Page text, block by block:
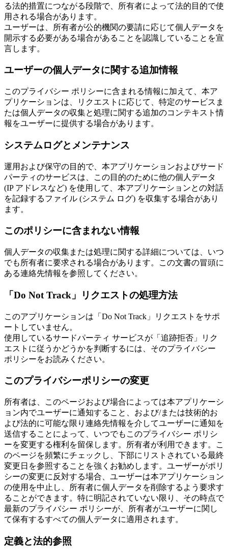
る法的措置につながる段階で、所有者によって法的目的で使
用される場合があります。
ユーザーは、所有者が公的機関の要請に応じて個人データを
開示する必要がある場合があることを認識していることを宣
言します。
ユーザーの個人データに関する追加情報
このプライバシー ポリシーに含まれる情報に加えて、本ア
プリケーションは、リクエストに応じて、特定のサービスま
たは個人データの収集と処理に関する追加のコンテキスト情
報をユーザーに提供する場合があります。
システムログとメンテナンス
運用および保守の目的で、本アプリケーションおよびサード
パーティのサービスは、この目的のために他の個人データ
(IP アドレスなど) を使用して、本アプリケーションとの対話
を記録するファイル (システム ログ) を収集する場合があり
ます。
このポリシーに含まれない情報
個人データの収集または処理に関する詳細については、いつ
でも所有者に要求される場合があります。この文書の冒頭に
ある連絡先情報を参照してください。
「Do Not Track」リクエストの処理方法
このアプリケーションは「Do Not Track」リクエストをサポ
ートしていません。
使用しているサードパーティ サービスが「追跡拒否」リク
エストに従うかどうかを判断するには、そのプライバシー
ポリシーをお読みください。
このプライバシーポリシーの変更
所有者は、このページおよび場合によっては本アプリケーシ
ョン内でユーザーに通知すること、および/または技術的お
よび法的に可能な限り連絡先情報を介してユーザーに通知を
送信することによって、いつでもこのプライバシー ポリシ
ーを変更する権利を留保します。所有者が利用できます。こ
のページを頻繁にチェックし、下部にリストされている最終
変更日を参照することを強くお勧めします。ユーザーがポリ
シーの変更に反対する場合、ユーザーは本アプリケーション
の使用を中止し、所有者に個人データを削除するよう要求す
ることができます。特に明記されていない限り、その時点で
最新のプライバシー ポリシーが、所有者がユーザーに関し
て保有するすべての個人データに適用されます。
定義と法的参照